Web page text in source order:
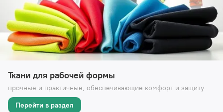
Ткани для рабочей формы
прочные и практичные, обеспечивающие комфорт и защиту
Перейти в раздел